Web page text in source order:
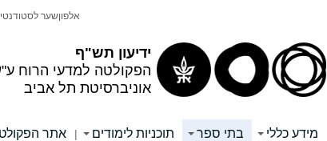
ידיעון תש"ף
הפקולטה למדעי הרוח
אוניברסיטת תל אביב
אלפוןשער
מידע כללי בתי ספר תוכניות לימודים | אתר